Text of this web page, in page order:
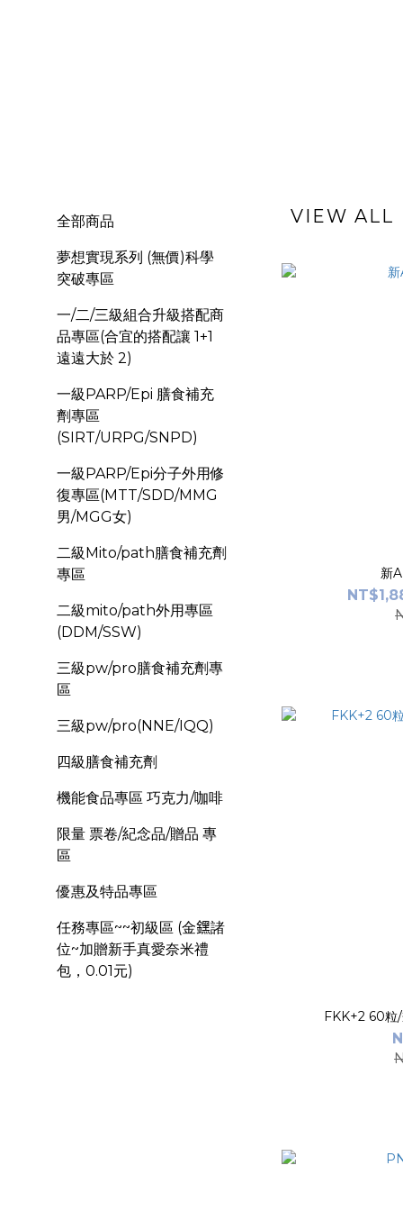
全部商品
夢想實現系列 (無價)科學
突破專區
一/二/三級組合升級搭配商
品專區(合宜的搭配讓 1+1
遠遠大於 2)
一級PARP/Epi 膳食補充
劑專區
(SIRT/URPG/SNPD)
一級PARP/Epi分子外用修
復專區(MTT/SDD/MMG
男/MGG女)
二級Mito/path膳食補充劑
專區
二級mito/path外用專區
(DDM/SSW)
三級pw/pro膳食補充劑專
區
三級pw/pro(NNE/IQQ)
四級膳食補充劑
機能食品專區 巧克力/咖啡
限量 票卷/紀念品/贈品 專
區
優惠及特品專區
任務專區~~初級區 (金𨭆諸
位~加贈新手真愛奈米禮
包，0.01元)
VIEW ALL
新
FKK+2 60粒